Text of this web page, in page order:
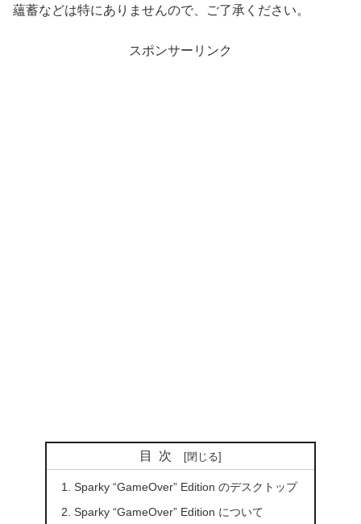
蘊蓄などは特にありませんので、ご了承ください。
スポンサーリンク
目次
Sparky “GameOver” Edition のデスクトップ
Sparky “GameOver” Edition について